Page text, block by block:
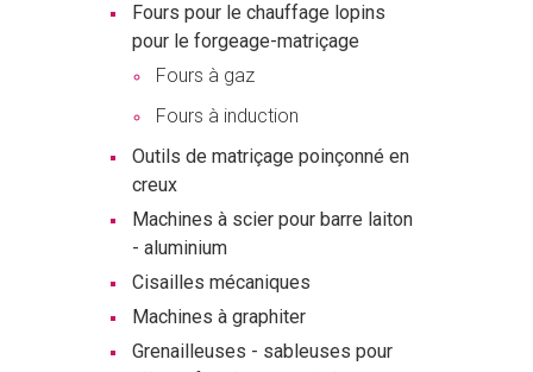
Fours pour le chauffage lopins
pour le forgeage-matriçage
Fours à gaz
Fours à induction
Outils de matriçage poinçonné en
creux
Machines à scier pour barre laiton
- aluminium
Cisailles mécaniques
Machines à graphiter
Grenailleuses - sableuses pour